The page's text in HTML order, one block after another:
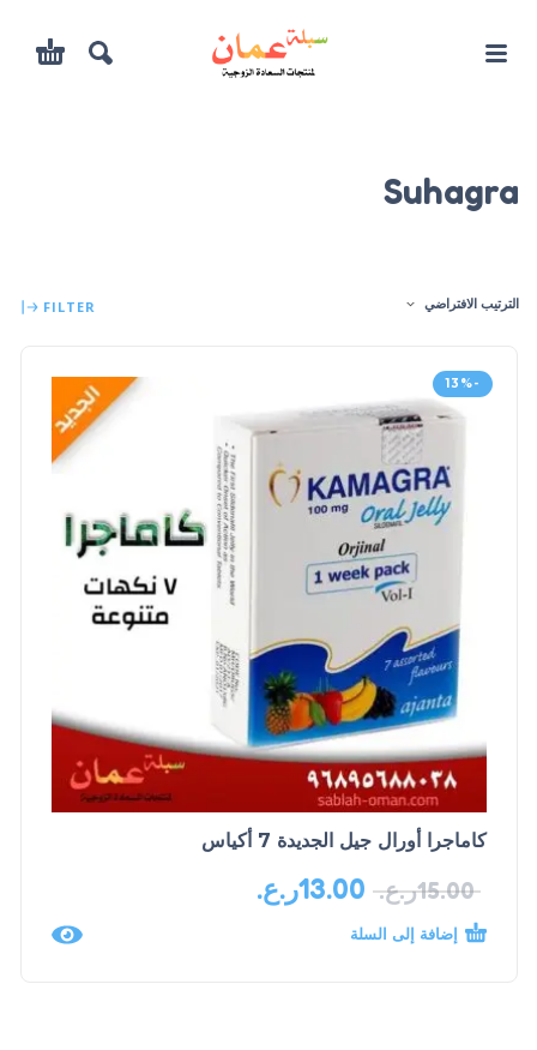
Suhagra
الترتيب الافتراضي FILTER
-13%
كاماجرا أورال جيل الجديدة 7 أكياس
15.00ر.ع. 13.00ر.ع.
إضافة إلى السلة